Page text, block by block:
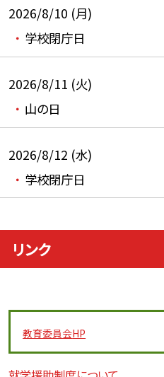
2026/8/10 (月)
学校閉庁日
2026/8/11 (火)
山の日
2026/8/12 (水)
学校閉庁日
リンク
教育委員会HP